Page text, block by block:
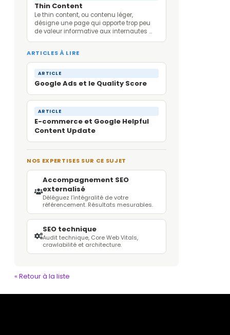
Thin Content
Le thin content, ou contenu léger,
désigne une page qui apporte trop peu
de valeur informative aux internautes …
ARTICLES À LIRE
ARTICLE
Google Ads et le Quality Score
ARTICLE
E-commerce et Google Helpful
Content Update
NOS EXPERTISES SUR CE SUJET
Accompagnement SEO
externalisé
Déléguez l’intégralité de votre
référencement. Résultats mesurables.
SEO technique
Audit technique, Core Web Vitals,
crawlabilité et architecture.
« Retour à la liste